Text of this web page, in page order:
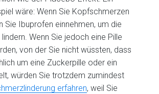
wäre: Wenn Sie Kopfschmerzen
Sie Ibuprofen einnehmen, um die
Wenn Sie jedoch eine Pille
von der Sie nicht wüssten, dass
um eine Zuckerpille oder ein
würden Sie trotzdem zumindest
erfahren, weil Sie